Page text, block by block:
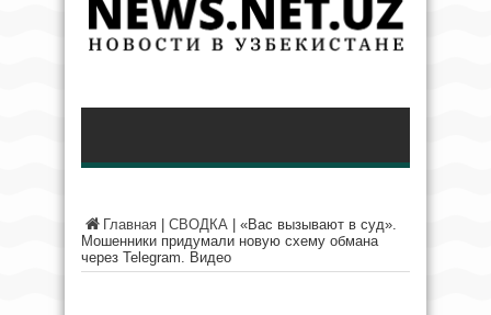
Главная СВОДКА
«Вас вызывают в суд».
Мошенники придумали новую схему обмана
через Telegram. Видео